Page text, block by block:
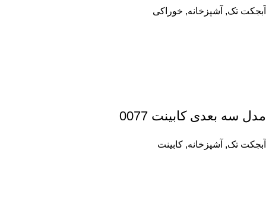
آبجکت تک, آشپزخانه, خوراکی
مدل سه بعدی کابینت 0077
آبجکت تک, آشپزخانه, کابینت